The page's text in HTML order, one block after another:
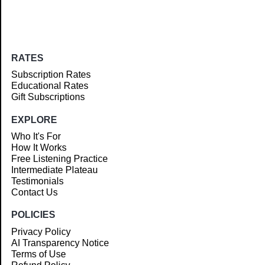
RATES
Subscription Rates
Educational Rates
Gift Subscriptions
EXPLORE
Who It's For
How It Works
Free Listening Practice
Intermediate Plateau
Testimonials
Contact Us
POLICIES
Privacy Policy
AI Transparency Notice
Terms of Use